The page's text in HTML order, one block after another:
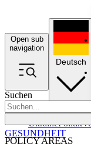
Open sub
navigation
Suchen
POLICY AREAS
UkrainePolitik
Deutsch
GESUNDHEIT